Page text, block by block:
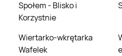
Społem - Blisko i
Korzystnie
Wiertarko-wkrętarka
Wafelek